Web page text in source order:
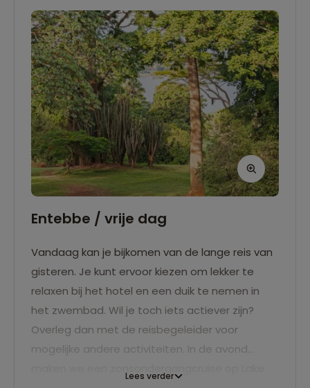
Entebbe / vrije dag
Vandaag kan je bijkomen van de lange reis van
gisteren. Je kunt ervoor kiezen om lekker te
relaxen bij het hotel en een duik te nemen in
het zwembad. Wil je toch iets actiever zijn?
Overleg dan met de reisbegeleider voor
mogelijke andere activiteiten. In de avond
Lees verder